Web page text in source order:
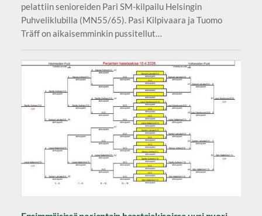
pelattiin senioreiden Pari SM-kilpailu Helsingin
Puhveliklubilla (MN55/65). Pasi Kilpivaara ja Tuomo
Träff on aikaisemminkin pussitellut…